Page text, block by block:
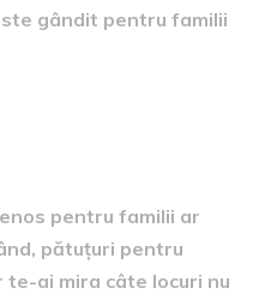
gândit pentru familii
pentru familii ar
pătuțuri pentru
te-ai mira câte locuri nu